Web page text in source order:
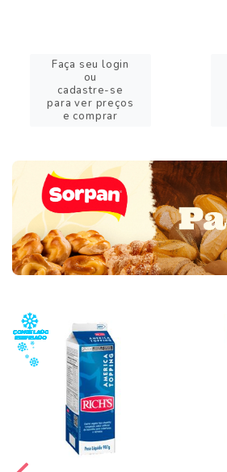
Faça seu login
ou
cadastre-se
para ver preços
e comprar